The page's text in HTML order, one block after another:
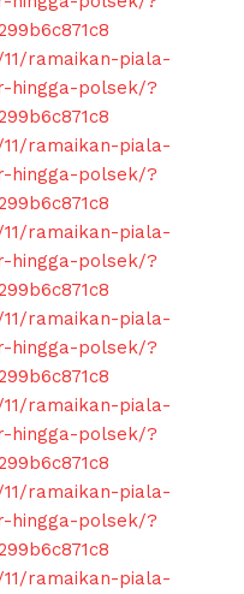
ramaikan-piala-
hingga-polsek/?
ramaikan-piala-
hingga-polsek/?
ramaikan-piala-
hingga-polsek/?
ramaikan-piala-
hingga-polsek/?
ramaikan-piala-
hingga-polsek/?
ramaikan-piala-
hingga-polsek/?
ramaikan-piala-